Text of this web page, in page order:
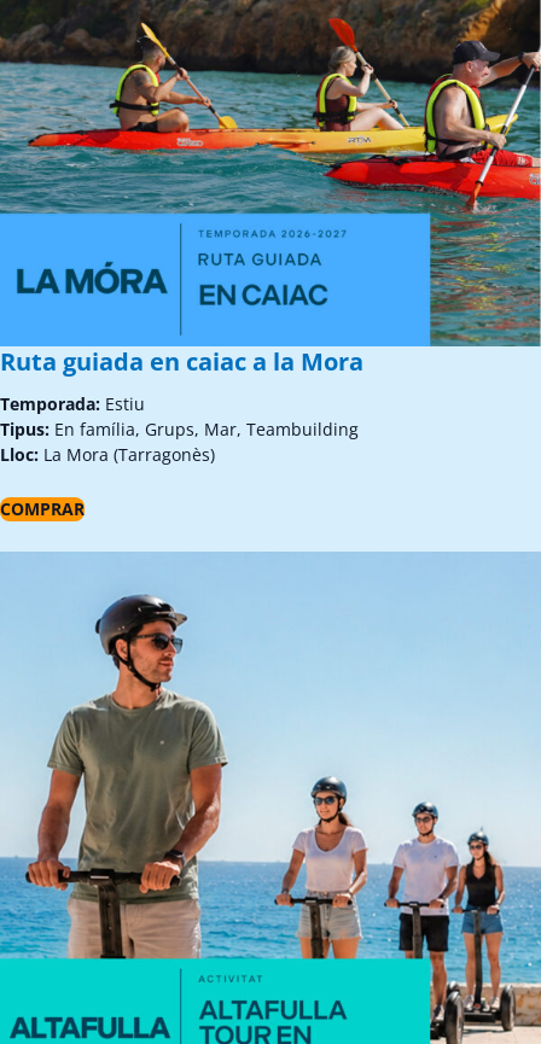
Ruta guiada en caiac a la Mora
Temporada: Estiu
Tipus: En família, Grups, Mar, Teambuilding
Lloc: La Mora (Tarragonès)
COMPRAR